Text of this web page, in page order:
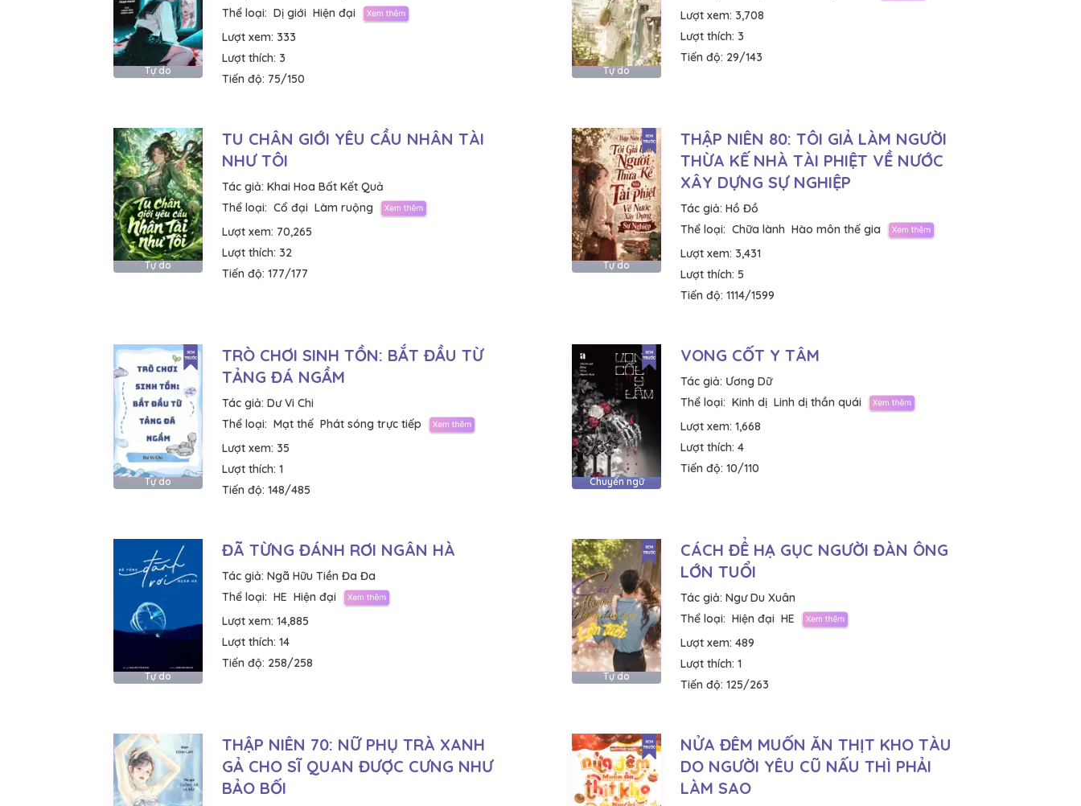
Tự do
Thể loại: Dị giới Hiện đại
Lượt xem: 333
Lượt thích: 3
Tiến độ: 75/150
Tự do
Lượt xem: 3,708
Lượt thích: 3
Tiến độ: 29/143
Tự do
TU CHÂN GIỚI YÊU CẦU NHÂN TÀI
NHƯ TÔI
Tác giả: Khai Hoa Bất Kết Quả
Thể loại: Cổ đại Làm ruộng
Lượt xem: 70,265
Lượt thích: 32
Tiến độ: 177/177
Tự do
THẬP NIÊN 80: TÔI GIẢ LÀM NGƯỜI
THỪA KẾ NHÀ TÀI PHIỆT VỀ NƯỚC
XÂY DỰNG SỰ NGHIỆP
Tác giả: Hồ Đồ
Thể loại: Chữa lành Hào môn thế gia
Lượt xem: 3,431
Lượt thích: 5
Tiến độ: 1114/1599
Tự do
TRÒ CHƠI SINH TỒN: BẮT ĐẦU TỪ
TẢNG ĐÁ NGẦM
Tác giả: Dư Vi Chi
Thể loại: Mạt thế Phát sóng trực tiếp
Lượt xem: 35
Lượt thích: 1
Tiến độ: 148/485
Chuyển ngữ
VONG CỐT Y TÂM
Tác giả: Ương Dữ
Thể loại: Kinh dị Linh dị thần quái
Lượt xem: 1,668
Lượt thích: 4
Tiến độ: 10/110
Tự do
ĐÃ TỪNG ĐÁNH RƠI NGÂN HÀ
Tác giả: Ngã Hữu Tiền Đa Đa
Thể loại: HE Hiện đại
Lượt xem: 14,885
Lượt thích: 14
Tiến độ: 258/258
Tự do
CÁCH ĐỂ HẠ GỤC NGƯỜI ĐÀN ÔNG
LỚN TUỔI
Tác giả: Ngư Du Xuân
Thể loại: Hiện đại HE
Lượt xem: 489
Lượt thích: 1
Tiến độ: 125/263
THẬP NIÊN 70: NỮ PHỤ TRÀ XANH
GẢ CHO SĨ QUAN ĐƯỢC CƯNG NHƯ
BẢO BỐI
NỬA ĐÊM MUỐN ĂN THỊT KHO TÀU
DO NGƯỜI YÊU CŨ NẤU THÌ PHẢI
LÀM SAO